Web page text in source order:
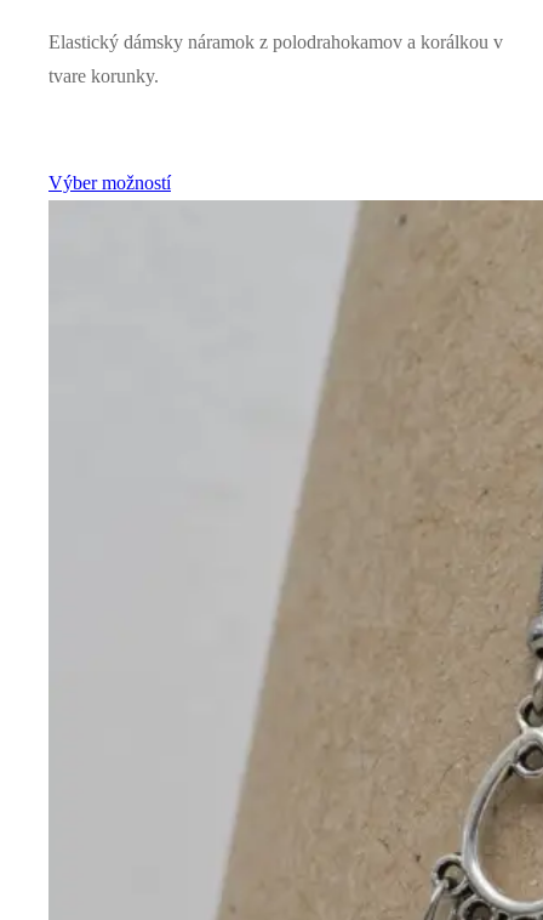
Elastický dámsky náramok z polodrahokamov a korálkou v
tvare korunky.
Výber možností